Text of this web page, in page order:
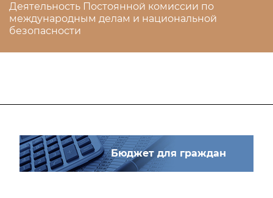
Деятельность Постоянной комиссии по
международным делам и национальной
безопасности
Бюджет для граждан